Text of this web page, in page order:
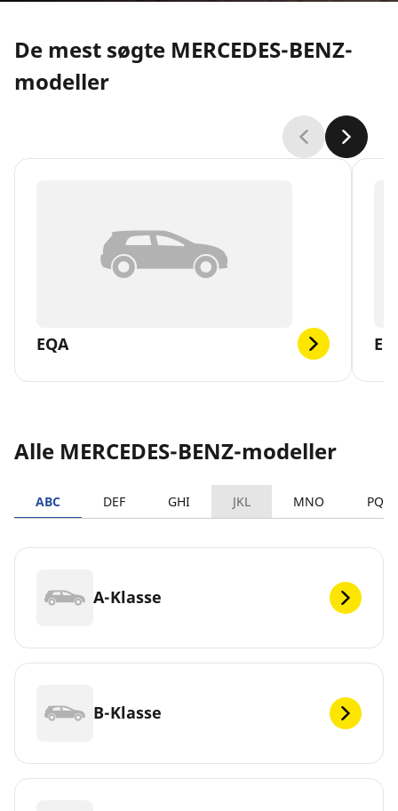
De mest søgte MERCEDES-BENZ-
modeller
EQA
Alle MERCEDES-BENZ-modeller
ABC DEF GHI JKL MNO PQRS
A-Klasse
B-Klasse